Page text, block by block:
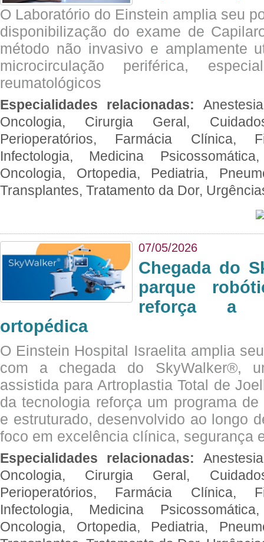
O Laboratório do Einstein amplia seu
disponibilização do exame de
método não invasivo e amplamente
microcirculação periférica,
reumatológicos
Especialidades relacionadas:
Oncologia, Cirurgia Geral,
Perioperatórios, Farmácia Clínica,
Infectologia, Medicina
Oncologia, Ortopedia, Pediatria,
Transplantes, Tratamento da Dor,
07/05/2026
Chegada do
parque
reforça a
ortopédica
O Einstein Hospital Israelita amplia
com a chegada do SkyWalker®,
assistida para Artroplastia Total de
da tecnologia reforça um programa
e estruturado, desenvolvido ao longo
foco em excelência clínica, segurança
Especialidades relacionadas:
Oncologia, Cirurgia Geral,
Perioperatórios, Farmácia Clínica,
Infectologia, Medicina
Oncologia, Ortopedia, Pediatria,